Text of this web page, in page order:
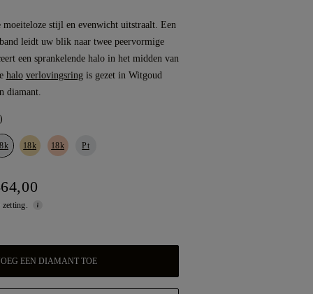
stijl en evenwicht uitstraalt. Een
leidt uw blik naar twee peervormige
een sprankelende halo in het midden van
halo verlovingsringis gezet in Witgoud
diamant.
18k 18k Pt
EEN DIAMANT TOE